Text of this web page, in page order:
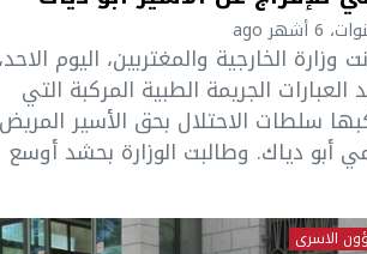
وزارة الخارجية والمغتربين، اليوم
العبارات الجريمة الطبية المركبة التي
سلطات الاحتلال بحق الأسير المريض
أبو دياك. وطالبت الوزارة بحشد أوسع
الاسرى